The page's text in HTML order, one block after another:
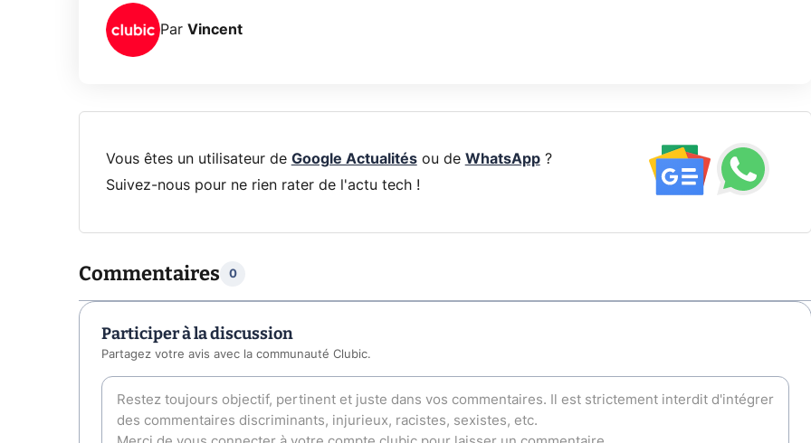
Par Vincent
Vous êtes un utilisateur de Google Actualitésou de WhatsApp?
Suivez-nous pour ne rien rater de l'actu tech !
Commentaires 0
Participer à la discussion
Partagez votre avis avec la communauté Clubic.